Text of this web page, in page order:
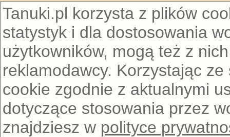
Tanuki.pl korzysta z plików
statystyk i dla dostosowania
użytkowników, mogą też z
reklamodawcy. Korzystając
cookie zgodnie z aktualnymi
dotyczące stosowania przez
znajdziesz w polityce